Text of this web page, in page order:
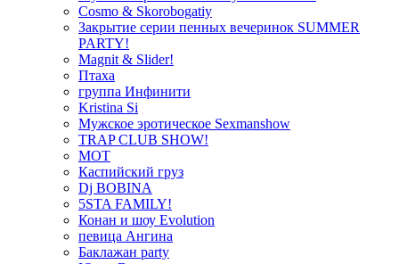
Cosmo & Skorobogatiy
Закрытие серии пенных вечеринок SUMMER
PARTY!
Magnit & Slider!
Птаха
группа Инфинити
Kristina Si
Мужское эротическое Sexmanshow
TRAP CLUB SHOW!
МОТ
Каспийский груз
Dj BOBINA
5STA FAMILY!
Конан и шоу Evolution
певица Ангина
Баклажан party